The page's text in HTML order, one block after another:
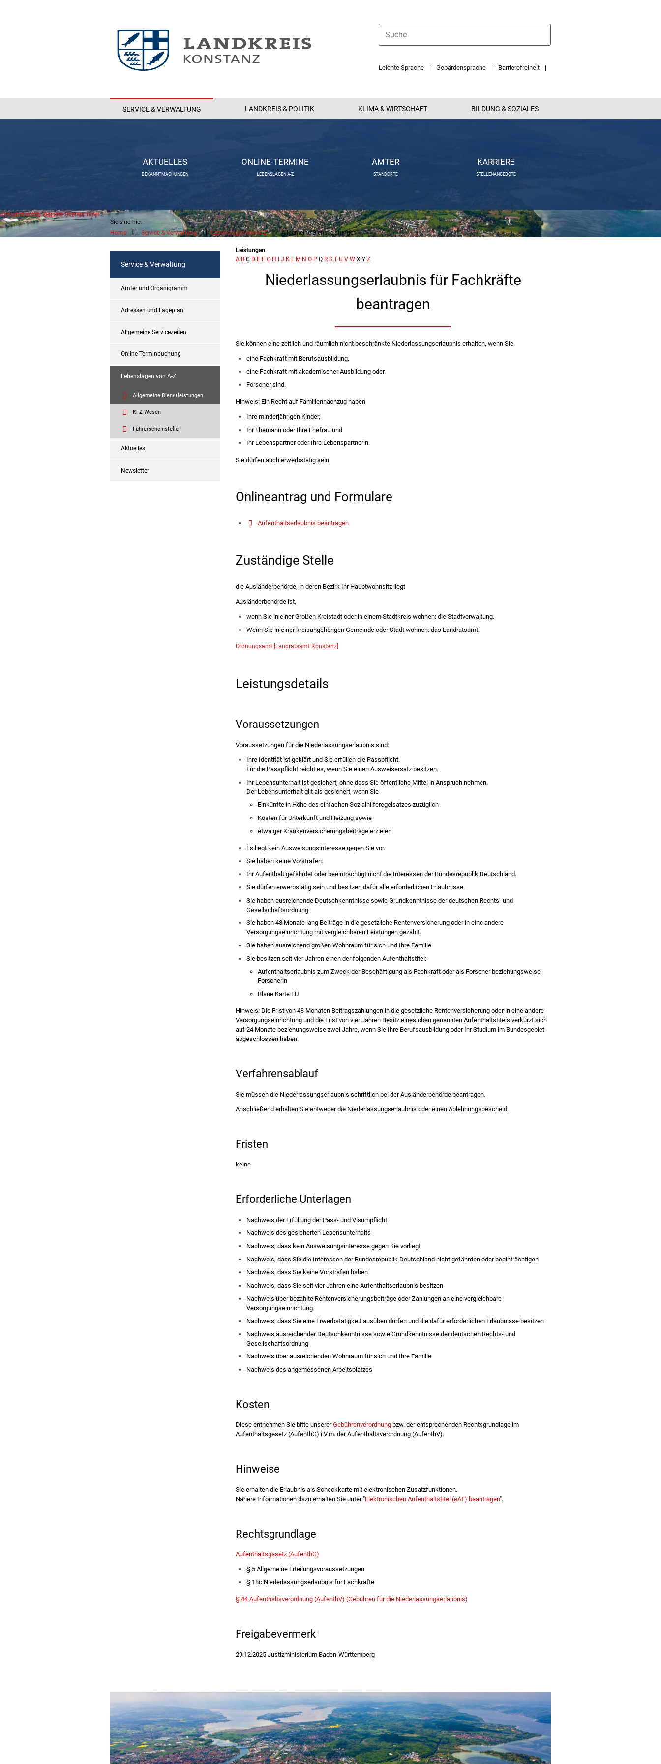
Leichte Sprache Gebärdensprache Barrierefreiheit
SERVICE & VERWALTUNG LANDKREIS & POLITIK KLIMA & WIRTSCHAFT BILDUNG & SOZIALES
AKTUELLES
BEKANNTMACHUNGEN
ONLINE-TERMINE
LEBENSLAGEN A-Z
ÄMTER
STANDORTE
KARRIERE
STELLENANGEBOTE
Sie sind hier:
Home
Service & Verwaltung Lebenslagen von A-Z Allgemeine Dienstleistungen
Service & Verwaltung
Ämter und Organigramm
Adressen und Lageplan
Allgemeine Servicezeiten
Online-Terminbuchung
Lebenslagen von A-Z
Allgemeine Dienstleistungen
KFZ-Wesen
Führerscheinstelle
Aktuelles
Newsletter
Leistungen
Alphabetisches Register überspringen
A B C D E F G H I J K L M N O P Q R S T U V W X Y Z
Niederlassungserlaubnis für Fachkräfte
beantragen
Sie können eine zeitlich und räumlich nicht beschränkte Niederlassungserlaubnis erhalten, wenn Sie
eine Fachkraft mit Berufsausbildung,
eine Fachkraft mit akademischer Ausbildung oder
Forscher sind.
Hinweis: Ein Recht auf Familiennachzug haben
Ihre minderjährigen Kinder,
Ihr Ehemann oder Ihre Ehefrau und
Ihr Lebenspartner oder Ihre Lebenspartnerin.
Sie dürfen auch erwerbstätig sein.
Onlineantrag und Formulare
Aufenthaltserlaubnis beantragen
Zuständige Stelle
die Ausländerbehörde, in deren Bezirk Ihr Hauptwohnsitz liegt
Ausländerbehörde ist,
wenn Sie in einer Großen Kreistadt oder in einem Stadtkreis wohnen: die Stadtverwaltung.
Wenn Sie in einer kreisangehörigen Gemeinde oder Stadt wohnen: das Landratsamt.
Ordnungsamt [Landratsamt Konstanz]
Leistungsdetails
Voraussetzungen
Voraussetzungen für die Niederlassungserlaubnis sind:
Ihre Identität ist geklärt und Sie erfüllen die Passpflicht.
Für die Passpflicht reicht es, wenn Sie einen Ausweisersatz besitzen.
Ihr Lebensunterhalt ist gesichert, ohne dass Sie öffentliche Mittel in Anspruch nehmen.
Der Lebensunterhalt gilt als gesichert, wenn Sie
Einkünfte in Höhe des einfachen Sozialhilferegelsatzes zuzüglich
Kosten für Unterkunft und Heizung sowie
etwaiger Krankenversicherungsbeiträge erzielen.
Es liegt kein Ausweisungsinteresse gegen Sie vor.
Sie haben keine Vorstrafen.
Ihr Aufenthalt gefährdet oder beeinträchtigt nicht die Interessen der Bundesrepublik Deutschland.
Sie dürfen erwerbstätig sein und besitzen dafür alle erforderlichen Erlaubnisse.
Sie haben ausreichende Deutschkenntnisse sowie Grundkenntnisse der deutschen Rechts- und
Gesellschaftsordnung.
Sie haben 48 Monate lang Beiträge in die gesetzliche Rentenversicherung oder in eine andere
Versorgungseinrichtung mit vergleichbaren Leistungen gezahlt.
Sie haben ausreichend großen Wohnraum für sich und Ihre Familie.
Sie besitzen seit vier Jahren einen der folgenden Aufenthaltstitel:
Aufenthaltserlaubnis zum Zweck der Beschäftigung als Fachkraft oder als Forscher beziehungsweise
Forscherin
Blaue Karte EU
Hinweis: Die Frist von 48 Monaten Beitragszahlungen in die gesetzliche Rentenversicherung oder in eine andere
Versorgungseinrichtung und die Frist von vier Jahren Besitz eines oben genannten Aufenthaltstitels verkürzt sich
auf 24 Monate beziehungsweise zwei Jahre, wenn Sie Ihre Berufsausbildung oder Ihr Studium im Bundesgebiet
abgeschlossen haben.
Verfahrensablauf
Sie müssen die Niederlassungserlaubnis schriftlich bei der Ausländerbehörde beantragen.
Anschließend erhalten Sie entweder die Niederlassungserlaubnis oder einen Ablehnungsbescheid.
Fristen
keine
Erforderliche Unterlagen
Nachweis der Erfüllung der Pass- und Visumpflicht
Nachweis des gesicherten Lebensunterhalts
Nachweis, dass kein Ausweisungsinteresse gegen Sie vorliegt
Nachweis, dass Sie die Interessen der Bundesrepublik Deutschland nicht gefährden oder beeinträchtigen
Nachweis, dass Sie keine Vorstrafen haben
Nachweis, dass Sie seit vier Jahren eine Aufenthaltserlaubnis besitzen
Nachweis über bezahlte Rentenversicherungsbeiträge oder Zahlungen an eine vergleichbare
Versorgungseinrichtung
Nachweis, dass Sie eine Erwerbstätigkeit ausüben dürfen und die dafür erforderlichen Erlaubnisse besitzen
Nachweis ausreichender Deutschkenntnisse sowie Grundkenntnisse der deutschen Rechts- und
Gesellschaftsordnung
Nachweis über ausreichenden Wohnraum für sich und Ihre Familie
Nachweis des angemessenen Arbeitsplatzes
Kosten
Diese entnehmen Sie bitte unsererGebührenverordnung bzw. der entsprechenden Rechtsgrundlage im
Aufenthaltsgesetz (AufenthG) i.V.m. der Aufenthaltsverordnung (AufenthV).
Hinweise
Sie erhalten die Erlaubnis als Scheckkarte mit elektronischen Zusatzfunktionen.
Nähere Informationen dazu erhalten Sie unter "Elektronischen Aufenthaltstitel (eAT) beantragen".
Rechtsgrundlage
Aufenthaltsgesetz (AufenthG)
§ 5 Allgemeine Erteilungsvoraussetzungen
§ 18c Niederlassungserlaubnis für Fachkräfte
§ 44 Aufenthaltsverordnung (AufenthV) (Gebühren für die Niederlassungserlaubnis)
Freigabevermerk
29.12.2025 Justizministerium Baden-Württemberg